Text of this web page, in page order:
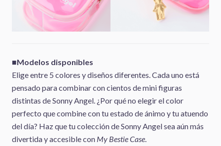
■Modelos disponibles
Elige entre 5 colores y diseños diferentes. Cada uno está
pensado para combinar con cientos de mini figuras
distintas de Sonny Angel. ¿Por qué no elegir el color
perfecto que combine con tu estado de ánimo y tu atuendo
del día? Haz que tu colección de Sonny Angel sea aún más
divertida y accesible con My Bestie Case.